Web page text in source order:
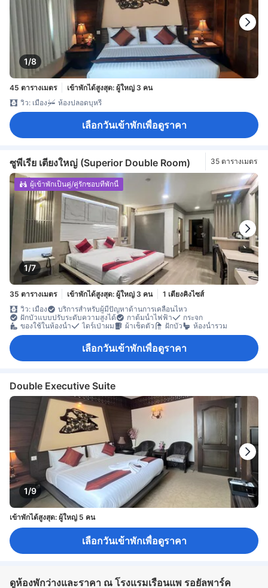
1/8
45 ตารางเมตร
เข้าพักได้สูงสุด: ผู้ใหญ่ 3 คน
วิว: เมือง
ห้องปลอดบุหรี่
เลือกวันเข้าพักเพื่อดูราคา
ซูพีเรีย เตียงใหญ่ (Superior Double Room) 35 ตารางเมตร
1/7
ผู้เข้าพักเป็นคู่/คู่รักชอบที่พักนี้
35 ตารางเมตร เข้าพักได้สูงสุด: ผู้ใหญ่ 3 คน
1 เตียงคิงไซส์
วิว: เมือง
บริการสำหรับผู้มีปัญหาด้านการเคลื่อนไหว
ฝักบัวแบบปรับระดับความสูงได้
กาต้มน้ำไฟฟ้า
กระจก
ของใช้ในห้องน้ำ
ไดร์เป่าผม ผ้าเช็ดตัว ฝักบัว ห้องน้ำรวม
เลือกวันเข้าพักเพื่อดูราคา
Double Executive Suite
1/9
เข้าพักได้สูงสุด: ผู้ใหญ่ 5 คน
เลือกวันเข้าพักเพื่อดูราคา
ดูห้องพักว่างและราคา ณ โรงแรมเรือนแพ รอยัลพาร์ค